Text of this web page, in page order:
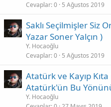
Cevaplar 0 5 Ağustos 2019
Saklı Seçilmişler Siz
Yazar Soner Yalçın )
Y. Hocaoğlu
Cevaplar 0 5 Ağustos 2019
Atatürk ve Kayıp
Atatürk'ün Bu
Y. Hocaoğlu